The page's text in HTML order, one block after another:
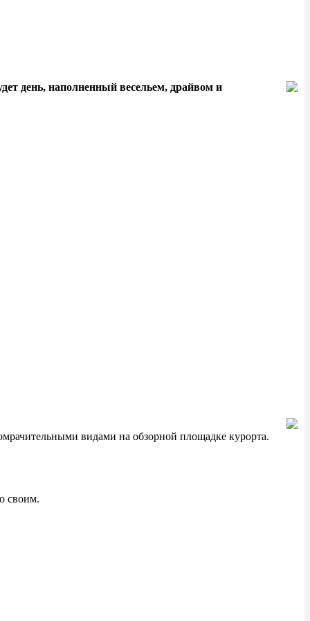
день, наполненный весельем, драйвом и
видами на обзорной площадке курорта.
своим.